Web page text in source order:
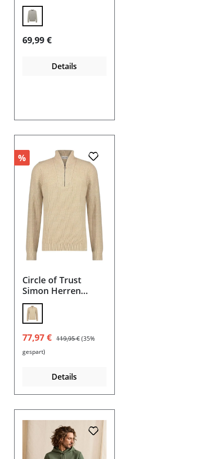
Regulärer Preis:
69,99 €
Details
%
Circle of Trust
Simon Herren
Pullover
Verkaufspreis:
77,97 € Regulärer Preis:
119,95 € (35%
gespart)
Details